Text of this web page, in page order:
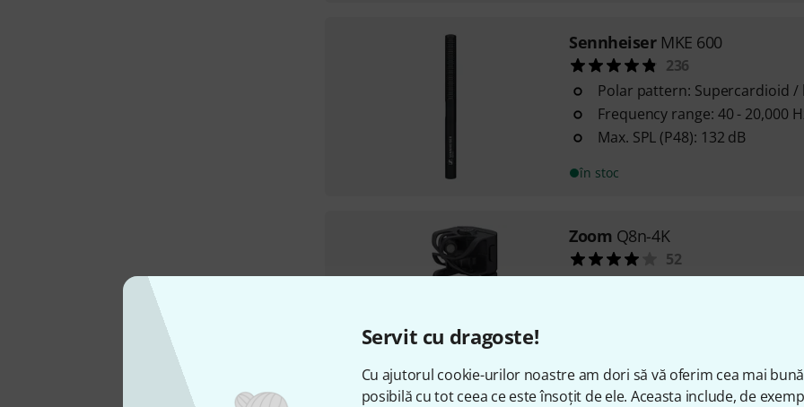
Servit cu dragoste!
Cu ajutorul cookie-urilor noastre am dori să vă oferim cea mai
posibilă cu tot ceea ce este însoțit de ele. Aceasta include, de
Sennheiser MKE 600
236
Polar pattern: Supercardioid /
Frequency range: 40 - 20,000
Max. SPL (P48): 132 dB
în stoc
Zoom Q8n-4K
52
în stoc